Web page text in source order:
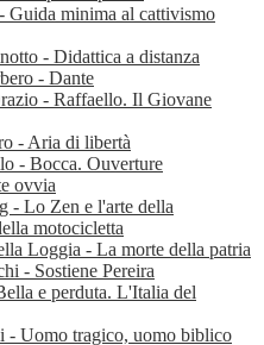
Guida minima al cattivismo
- Didattica a distanza
- Dante
- Raffaello. Il Giovane
- Aria di libertà
- Bocca. Ouverture
ovvia
- Lo Zen e l'arte della
motocicletta
Loggia - La morte della patria
- Sostiene Pereira
e perduta. L'Italia del
- Uomo tragico, uomo biblico